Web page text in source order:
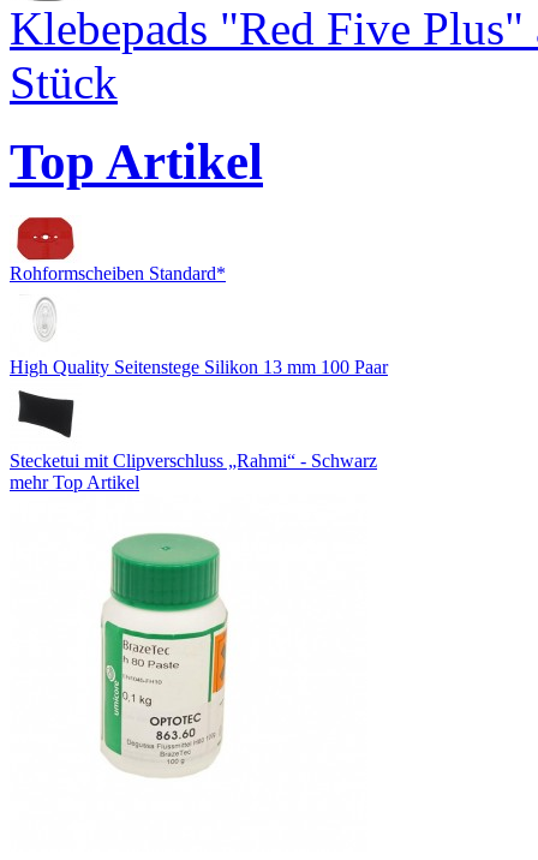
Klebepads "Red Five
Stück
Top Artikel
Rohformscheiben Standard*
High Quality Seitenstege Silikon 13 mm 100 Paar
Stecketui mit Clipverschluss „Rahmi“ - Schwarz
mehr Top Artikel